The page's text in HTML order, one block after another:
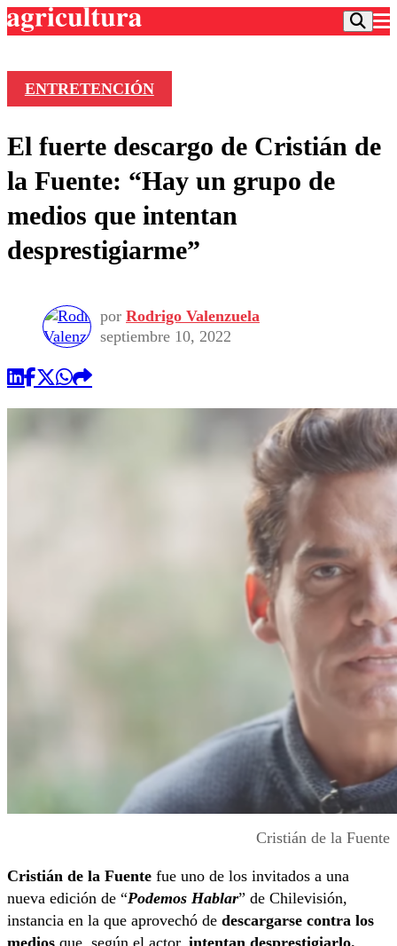
Frecuencias
Agricultura TV
Deportes
Colo Colo
Motor
Torneo Internacional
Torneo Nacional
Entretención
Noticias
Internacional
Nacional
Vida Social
Programas
Comercial
ENTRETENCIÓN
El fuerte descargo de Cristián de
la Fuente: “Hay un grupo de
medios que intentan
desprestigiarme”
por Rodrigo Valenzuela
septiembre 10, 2022
Cristián de la Fuente
Cristián de la Fuente fue uno de los invitados a una
nueva edición de “Podemos Hablar” de Chilevisión,
instancia en la que aprovechó de descargarse contra los